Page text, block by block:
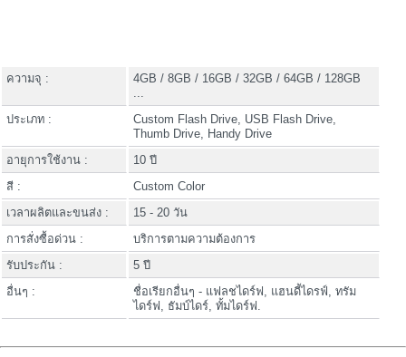
ความจุ :
4GB / 8GB / 16GB / 32GB / 64GB / 128GB
...
ประเภท :
Custom Flash Drive, USB Flash Drive,
Thumb Drive, Handy Drive
อายุการใช้งาน :
10 ปี
สี :
Custom Color
เวลาผลิตและขนส่ง :
15 - 20 วัน
การสั่งซื้อด่วน :
บริการตามความต้องการ
รับประกัน :
5 ปี
อื่นๆ :
ชื่อเรียกอื่นๆ - แฟลชไดร์ฟ, แฮนดี้ไดรฟ์, ทรัม
ไดร์ฟ, ธัมบ์ไดร์, ทั้มไดร์ฟ.